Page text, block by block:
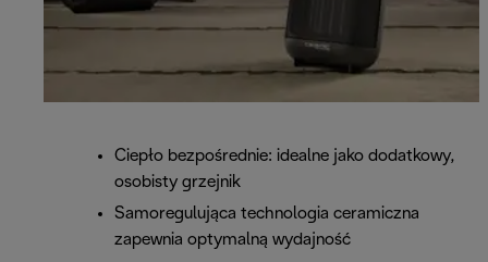
Ciepło bezpośrednie: idealne jako dodatkowy,
osobisty grzejnik
Samoregulująca technologia ceramiczna
zapewnia optymalną wydajność